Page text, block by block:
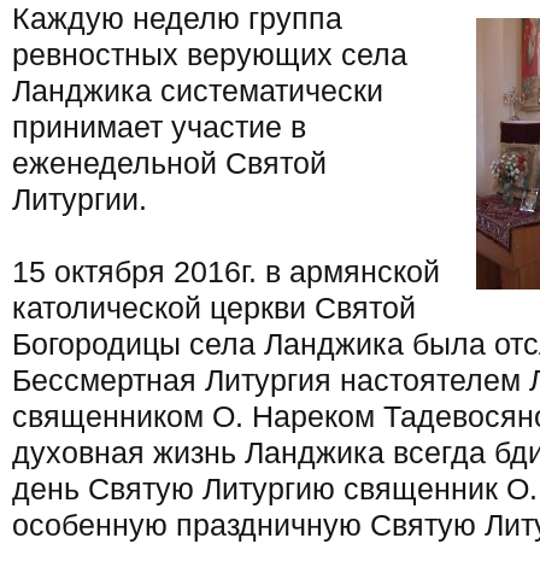
Каждую неделю группа
ревностных верующих села
Ланджика систематически
принимает участие в
еженедельной Святой
Литургии.
15 октября 2016г. в армянской
католической церкви Святой
Богородицы села Ланджика была
Бессмертная Литургия настоятелем
священником О. Нареком
духовная жизнь Ланджика всегда
день Святую Литургию священник
особенную праздничную Святую